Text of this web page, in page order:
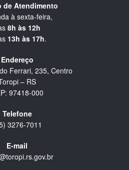
de Atendimento
à sexta-feira,
8h às 12h
13h às 17h.
Endereço
Ferrari, 235, Centro
– RS
97418-000
Telefone
3276-7011
E-mail